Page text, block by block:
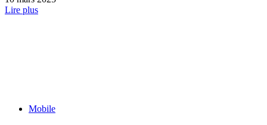
Lire plus
Mobile